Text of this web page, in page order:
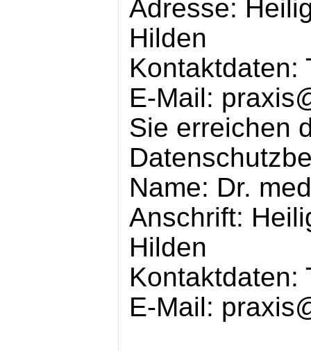
Adresse:
Hilden
Kontaktdaten:
E-Mail:
Sie erreichen
Name: Dr.
Anschrift:
Hilden
Kontaktdaten:
E-Mail: